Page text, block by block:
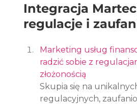
Integracja
regulacje i
Marketing usług
radzić sobie z
złożonością
Skupia się na
regulacyjnych,